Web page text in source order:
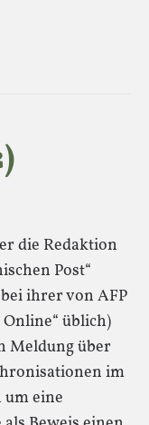
die Redaktion
Post“
ihrer von AFP
üblich)
Meldung über
im
eine